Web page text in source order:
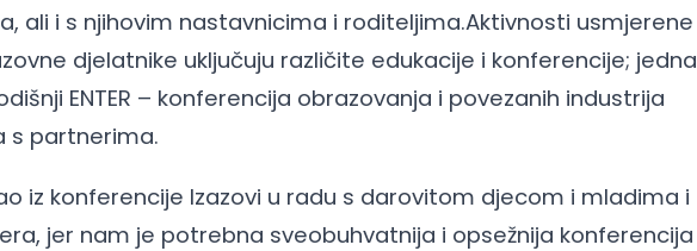
ali i s njihovim nastavnicima i roditeljima.Aktivnosti usmjerene
djelatnike uključuju različite edukacije i konferencije; jedna
ENTER – konferencija obrazovanja i povezanih industrija
s partnerima.
iz konferencije Izazovi u radu s darovitom djecom i mladima i
jer nam je potrebna sveobuhvatnija i opsežnija konferencija